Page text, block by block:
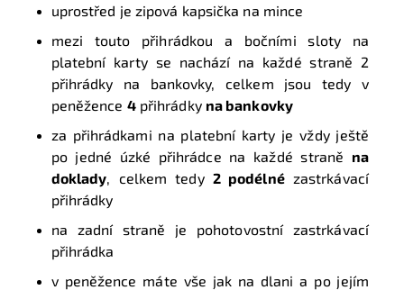
uprostřed je zipová kapsička na mince
mezi touto přihrádkou a bočními sloty na
platební karty se nachází na každé straně 2
přihrádky na bankovky, celkem jsou tedy v
peněžence 4přihrádky na bankovky
za přihrádkami na platební karty je vždy ještě
po jedné úzké přihrádce na každé straně na
doklady , celkem tedy 2 podélnézastrkávací
přihrádky
na zadní straně je pohotovostní zastrkávací
přihrádka
v peněžence máte vše jak na dlani a po jejím